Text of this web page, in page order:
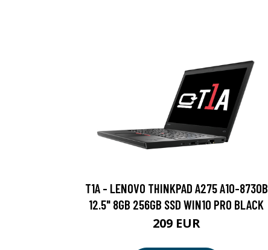
T1A - LENOVO THINKPAD A275 A10-8730B
12.5" 8GB 256GB SSD WIN10 PRO BLACK
209 EUR